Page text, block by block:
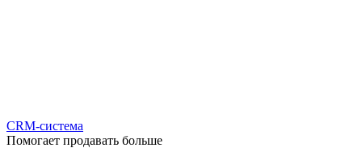
CRM-система
Помогает продавать больше